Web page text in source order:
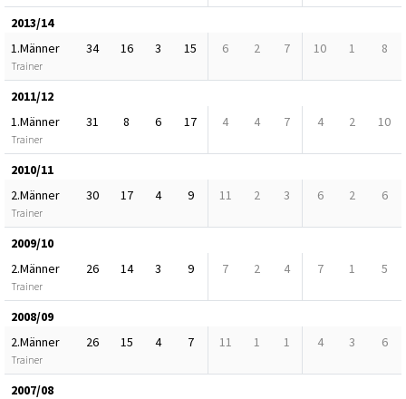
2013/14
1.Männer
Trainer
34 16 3 15 6 2 7 10 1 8
2011/12
1.Männer
Trainer
31 8 6 17 4 4 7 4 2 10
2010/11
2.Männer
Trainer
30 17 4 9 11 2 3 6 2 6
2009/10
2.Männer
Trainer
26 14 3 9 7 2 4 7 1 5
2008/09
2.Männer
Trainer
26 15 4 7 11 1 1 4 3 6
2007/08